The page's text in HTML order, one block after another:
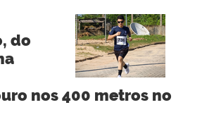
do
nos 400 metros no